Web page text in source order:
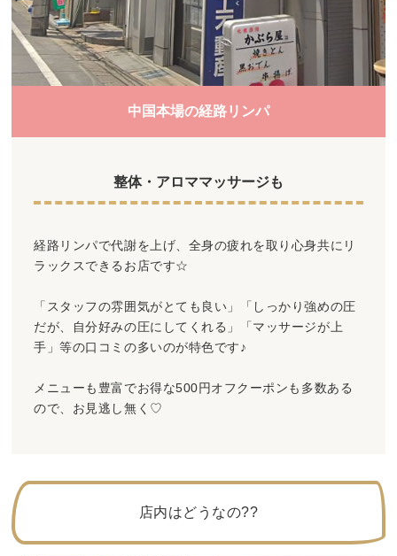
中国本場の経路リンパ
整体・アロママッサージも
経路リンパで代謝を上げ、全身の疲れを取り心身共にリ
ラックスできるお店です☆
「スタッフの雰囲気がとても良い」「しっかり強めの圧
だが、自分好みの圧にしてくれる」「マッサージが上
手」等の口コミの多いのが特色です♪
メニューも豊富でお得な500円オフクーポンも多数ある
ので、お見逃し無く♡
店内はどうなの??